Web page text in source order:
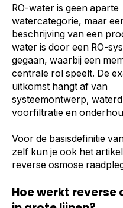
RO-water is geen aparte
watercategorie, maar
beschrijving van een
water is door een RO-
gegaan, waarbij een
centrale rol speelt. De
uitkomst hangt af van
systeemontwerp,
voorfiltratie en
Voor de basisdefinitie
zelf kun je ook het artikel
reverse osmose
Hoe werkt reverse